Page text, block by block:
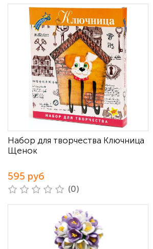
Набор для творчества Ключница
Щенок
595 руб
(0)